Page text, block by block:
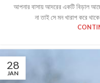
আপনার বাসায় আদরের একটি বিড়াল
না তাই সে মন খারাপ করে
28
JAN